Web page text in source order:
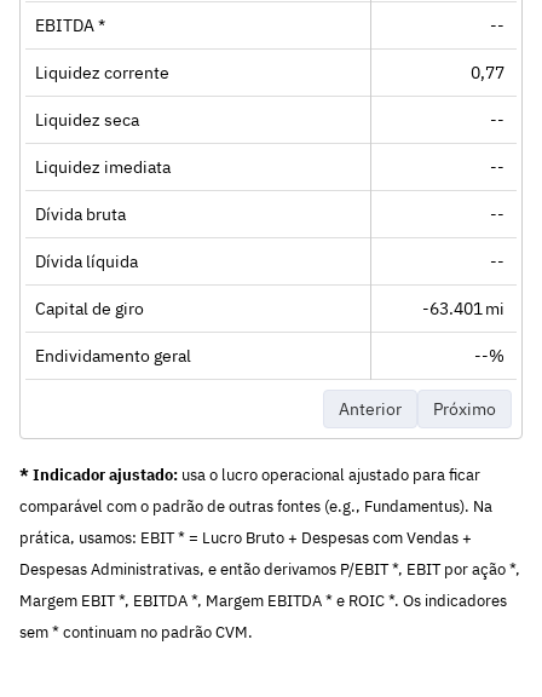
EBITDA * --
Liquidez corrente 0,77
Liquidez seca --
Liquidez imediata --
Dívida bruta --
Dívida líquida --
Capital de giro -63.401 mi
Endividamento geral --%
Anterior Próximo
* Indicador ajustado: usa o lucro operacional ajustado para ficar
comparável com o padrão de outras fontes (e.g., Fundamentus). Na
prática, usamos: EBIT * = Lucro Bruto + Despesas com Vendas +
Despesas Administrativas, e então derivamos P/EBIT *, EBIT por ação *,
Margem EBIT *, EBITDA *, Margem EBITDA * e ROIC *. Os indicadores
sem * continuam no padrão CVM.